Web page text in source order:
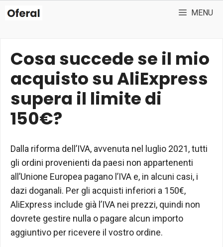
MENU
Cosa succede se il mio
acquisto su AliExpress
supera il limite di
150€?
Dalla riforma dell’IVA, avvenuta nel luglio 2021, tutti
gli ordini provenienti da paesi non appartenenti
all’Unione Europea pagano l’IVA e, in alcuni casi, i
dazi doganali. Per gli acquisti inferiori a 150€,
AliExpress include già l’IVA nei prezzi, quindi non
dovrete gestire nulla o pagare alcun importo
aggiuntivo per ricevere il vostro ordine.